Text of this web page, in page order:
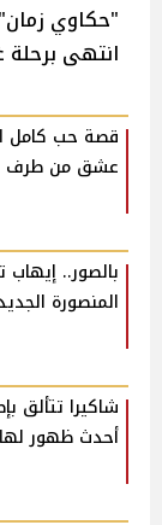
"حكاوي
انتهى برحلة
قصة حب كامل
عشق من طرف
بالصور..
المنصورة
شاكيرا تتألق
أحدث ظهور لها